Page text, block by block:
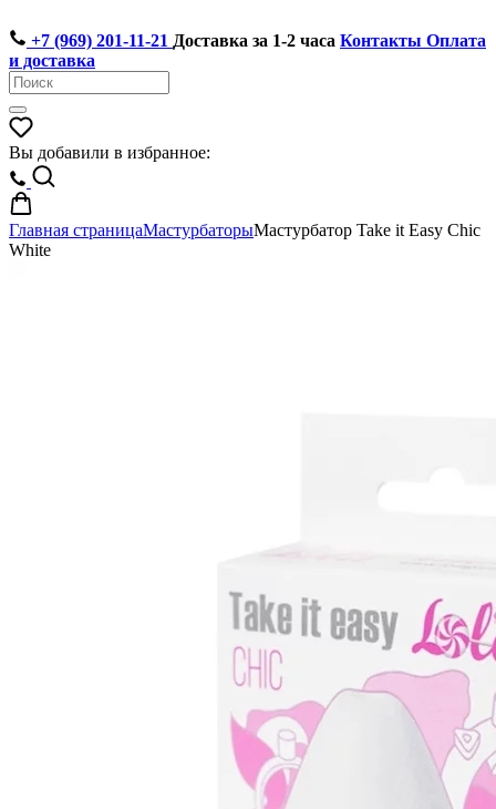
+7 (969) 201-11-21 Доставка за 1-2 часа Контакты Оплата
и доставка
Вы добавили в избранное:
Главная страницаМастурбаторыМастурбатор Take it Easy Chic
White